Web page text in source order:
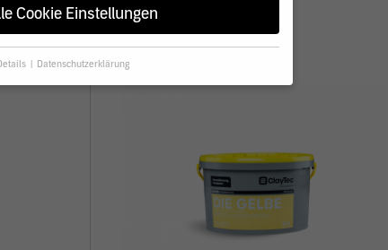
Cookie Einstellungen
Datenschutzerklärung
Ihre Zustimmung zu freiwilligen Diensten geben
um Erlaubnis bitten.
Technologien auf unserer Website. Einige von
uns helfen, diese Website und Ihre Erfahrung
können verarbeitet werden (z. B. IP-
Anzeigen und Inhalte oder Anzeigen- und
über die Verwendung Ihrer Daten finden Sie